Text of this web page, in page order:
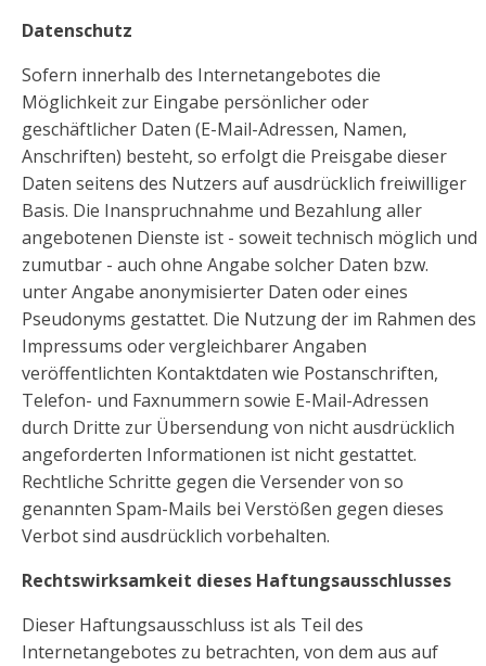
Datenschutz
Sofern innerhalb des Internetangebotes die
Möglichkeit zur Eingabe persönlicher oder
geschäftlicher Daten (E-Mail-Adressen, Namen,
Anschriften) besteht, so erfolgt die Preisgabe dieser
Daten seitens des Nutzers auf ausdrücklich freiwilliger
Basis. Die Inanspruchnahme und Bezahlung aller
angebotenen Dienste ist - soweit technisch möglich und
zumutbar - auch ohne Angabe solcher Daten bzw.
unter Angabe anonymisierter Daten oder eines
Pseudonyms gestattet. Die Nutzung der im Rahmen des
Impressums oder vergleichbarer Angaben
veröffentlichten Kontaktdaten wie Postanschriften,
Telefon- und Faxnummern sowie E-Mail-Adressen
durch Dritte zur Übersendung von nicht ausdrücklich
angeforderten Informationen ist nicht gestattet.
Rechtliche Schritte gegen die Versender von so
genannten Spam-Mails bei Verstößen gegen dieses
Verbot sind ausdrücklich vorbehalten.
Rechtswirksamkeit dieses Haftungsausschlusses
Dieser Haftungsausschluss ist als Teil des
Internetangebotes zu betrachten, von dem aus auf